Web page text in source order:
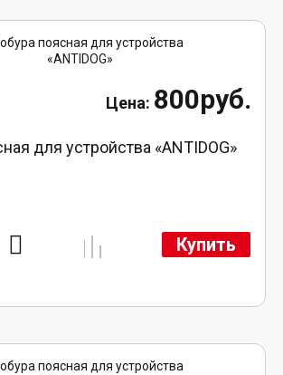
800руб.
для устройства «ANTIDOG»
Купить